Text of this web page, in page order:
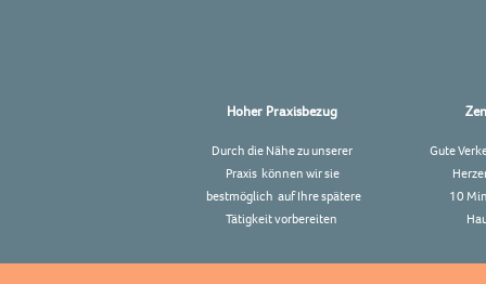
Hoher Praxisbezug
Durch die Nähe zu unserer
Praxis können wir sie
bestmöglich auf Ihre spätere
Tätigkeit vorbereiten
Gute
10